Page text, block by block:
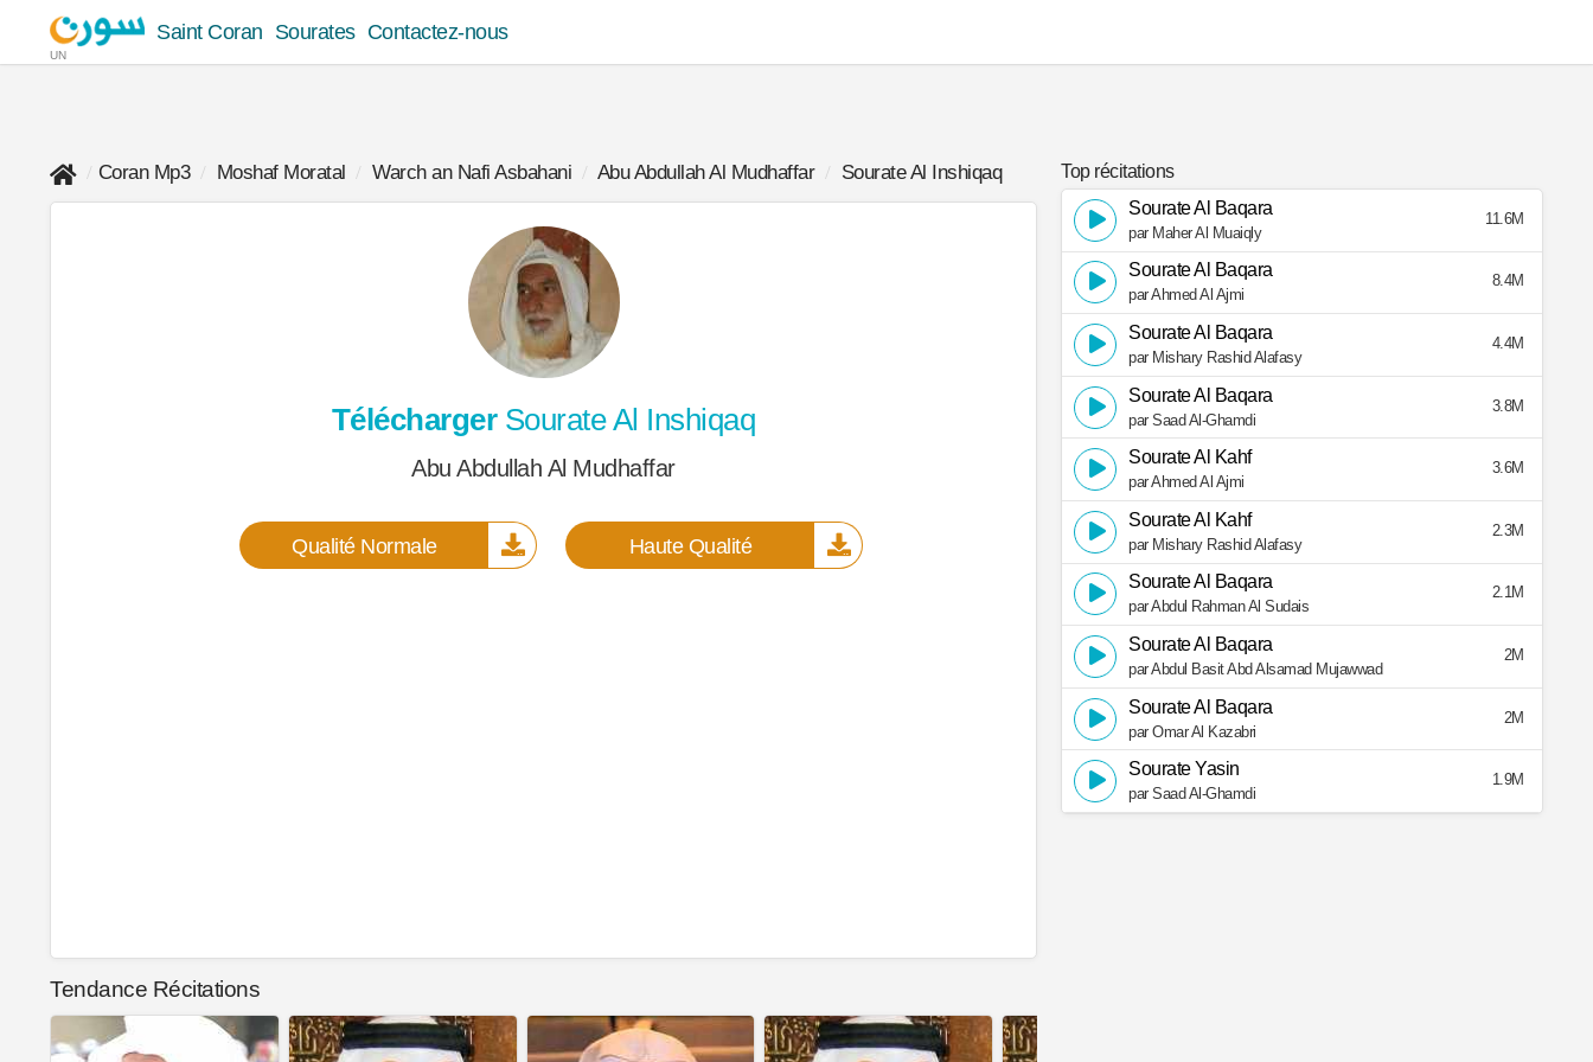
UN
Saint Coran Sourates Contactez-nous
Coran Mp3 Moshaf Moratal Warch an Nafi Asbahani Abu Abdullah Al Mudhaffar Sourate Al Inshiqaq
TéléchargerSourate Al Inshiqaq
Abu Abdullah Al Mudhaffar
Qualité Normale Haute Qualité
Tendance Récitations
Top récitations
Sourate Al Baqara
par Maher Al Muaiqly
11.6M
Sourate Al Baqara
par Ahmed Al Ajmi
8.4M
Sourate Al Baqara
par Mishary Rashid Alafasy
4.4M
Sourate Al Baqara
par Saad Al-Ghamdi
3.8M
Sourate Al Kahf
par Ahmed Al Ajmi
3.6M
Sourate Al Kahf
par Mishary Rashid Alafasy
2.3M
Sourate Al Baqara
par Abdul Rahman Al Sudais
2.1M
Sourate Al Baqara
par Abdul Basit Abd Alsamad Mujawwad
2M
Sourate Al Baqara
par Omar Al Kazabri
2M
Sourate Yasin
par Saad Al-Ghamdi
1.9M